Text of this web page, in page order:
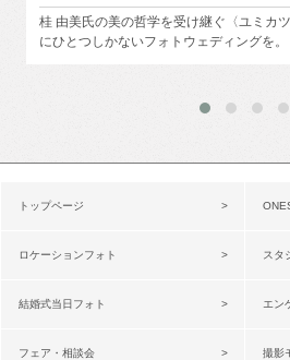
桂 由美氏の美の哲学を受け継ぐ〈ユミカ
にひとつしかないフォトウェディングを。
トップページ
ロケーションフォト スタ
結婚式当日フォト エン
フェア・相談会 撮影